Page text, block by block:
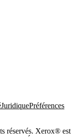
JuridiquePréférences
réservés. Xerox® est